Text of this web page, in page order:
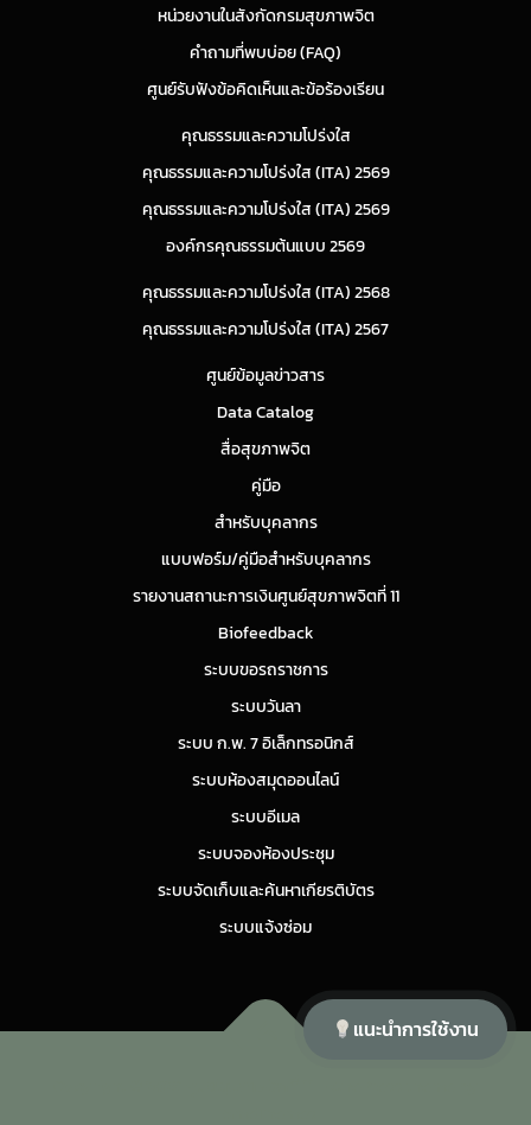
หน่วยงานในสังกัดกรมสุขภาพจิต
คำถามที่พบบ่อย (FAQ)
ศูนย์รับฟังข้อคิดเห็นและข้อร้องเรียน
คุณธรรมและความโปร่งใส
คุณธรรมและความโปร่งใส (ITA) 2569
คุณธรรมและความโปร่งใส (ITA) 2569
องค์กรคุณธรรมต้นแบบ 2569
คุณธรรมและความโปร่งใส (ITA) 2568
คุณธรรมและความโปร่งใส (ITA) 2567
ศูนย์ข้อมูลข่าวสาร
Data Catalog
สื่อสุขภาพจิต
คู่มือ
สำหรับบุคลากร
แบบฟอร์ม/คู่มือสำหรับบุคลากร
รายงานสถานะการเงินศูนย์สุขภาพจิตที่ 11
Biofeedback
ระบบขอรถราชการ
ระบบวันลา
ระบบ ก.พ. 7 อิเล็กทรอนิกส์
ระบบห้องสมุดออนไลน์
ระบบอีเมล
ระบบจองห้องประชุม
ระบบจัดเก็บและค้นหาเกียรติบัตร
ระบบแจ้งซ่อม
แนะนำการใช้งาน